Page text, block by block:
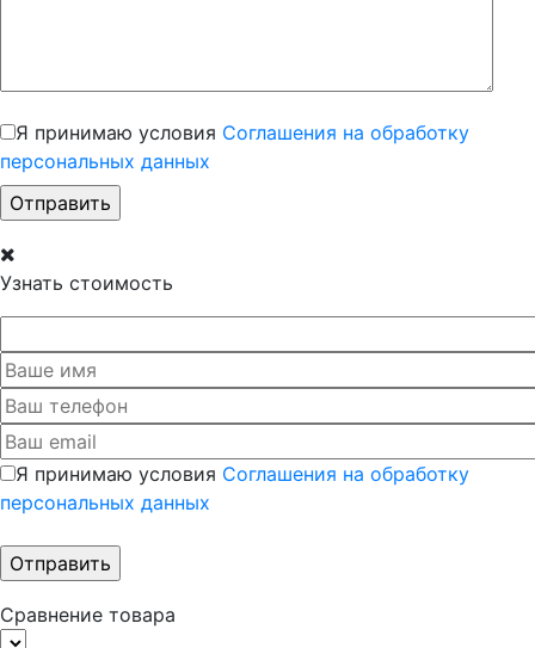
Я принимаю условия Соглашения на обработку
персональных данных
Узнать стоимость
Я принимаю условия Соглашения на обработку
персональных данных
Сравнение товара